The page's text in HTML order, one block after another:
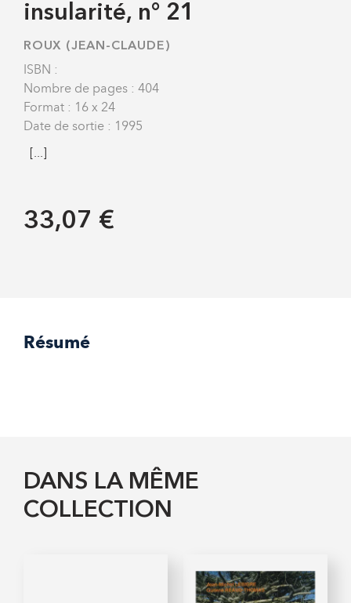
insularité, n° 21
ROUX (JEAN-CLAUDE)
ISBN :
Nombre de pages : 404
Format : 16 x 24
Date de sortie : 1995
[...]
33,07 €
Résumé
DANS LA MÊME
COLLECTION